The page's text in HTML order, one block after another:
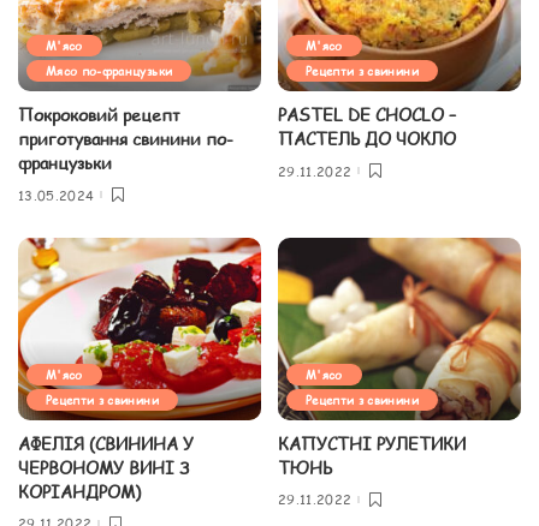
М'ясо
Мясо по-французьки
Покроковий рецепт
приготування свинини по-
французьки
13.05.2024
М'ясо
Рецепти з свинини
PASTEL DE CHOCLO –
ПАСТЕЛЬ ДО ЧОКЛО
29.11.2022
М'ясо
Рецепти з свинини
АФЕЛІЯ (СВИНИНА У
ЧЕРВОНОМУ ВИНІ З
КОРІАНДРОМ)
М'ясо
Рецепти з свинини
КАПУСТНІ РУЛЕТИКИ
ТЮНЬ
29.11.2022